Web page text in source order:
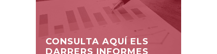
CONSULTA AQUÍ ELS
DARRERS INFORMES